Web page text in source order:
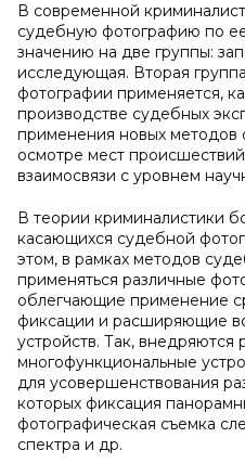
В современной
судебную фотографию по
значению на две группы:
исследующая. Вторая
фотографии применяется,
производстве судебных
применения новых
осмотре мест
взаимосвязи с уровнем
В теории криминалистики
касающихся судебной
этом, в рамках методов
применяться различные
облегчающие применение
фиксации и расширяющие
устройств. Так, внедряются
многофункциональные
для усовершенствования
которых фиксация
фотографическая съемка
спектра и др.